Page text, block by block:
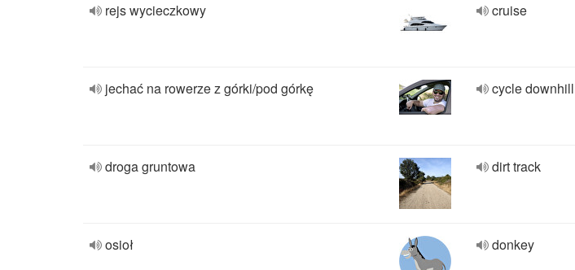
rejs wycieczkowy cruise
jechać na rowerze z górki/pod górkę cycle
droga gruntowa dirt track
osioł donkey